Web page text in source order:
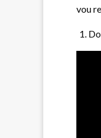
vou